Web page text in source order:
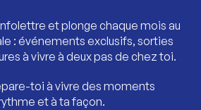
et plonge chaque mois au
: événements exclusifs, sorties
à vivre à deux pas de chez toi.
toi à vivre des moments
et à ta façon.